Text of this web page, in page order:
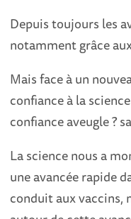
Depuis toujours les
notamment grâce
Mais face à un
confiance à la
confiance aveugle ?
La science nous a
une avancée rapide
conduit aux vaccins,